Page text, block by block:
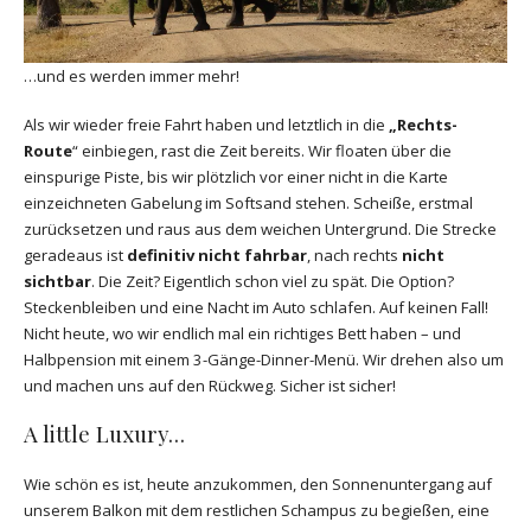
…und es werden immer mehr!
Als wir wieder freie Fahrt haben und letztlich in die „Rechts-
Route“ einbiegen, rast die Zeit bereits. Wir floaten über die
einspurige Piste, bis wir plötzlich vor einer nicht in die Karte
einzeichneten Gabelung im Softsand stehen. Scheiße, erstmal
zurücksetzen und raus aus dem weichen Untergrund. Die Strecke
geradeaus ist definitiv nicht fahrbar, nach rechts nicht
sichtbar. Die Zeit? Eigentlich schon viel zu spät. Die Option?
Steckenbleiben und eine Nacht im Auto schlafen. Auf keinen Fall!
Nicht heute, wo wir endlich mal ein richtiges Bett haben – und
Halbpension mit einem 3-Gänge-Dinner-Menü. Wir drehen also um
und machen uns auf den Rückweg. Sicher ist sicher!
A little Luxury…
Wie schön es ist, heute anzukommen, den Sonnenuntergang auf
unserem Balkon mit dem restlichen Schampus zu begießen, eine